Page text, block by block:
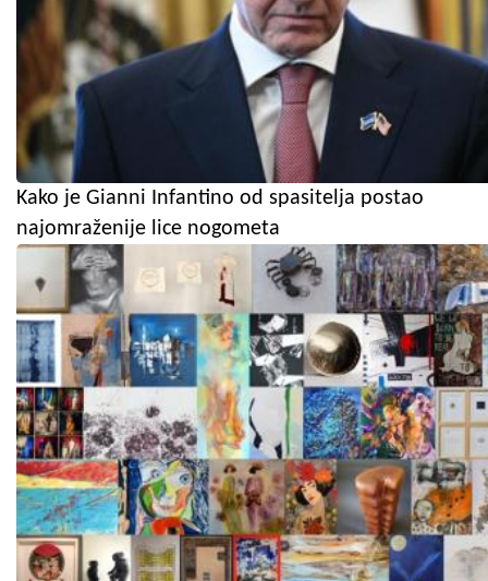
Kako je Gianni Infantino od spasitelja postao
najomraženije lice nogometa